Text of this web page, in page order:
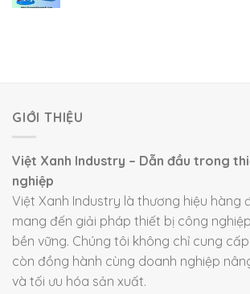
GIỚI THIỆU
Việt Xanh Industry – Dẫn đầu trong
nghiệp
Việt Xanh Industry là thương hiệu hàng
mang đến giải pháp thiết bị công
bền vững. Chúng tôi không chỉ cung
còn đồng hành cùng doanh nghiệp
và tối ưu hóa sản xuất.